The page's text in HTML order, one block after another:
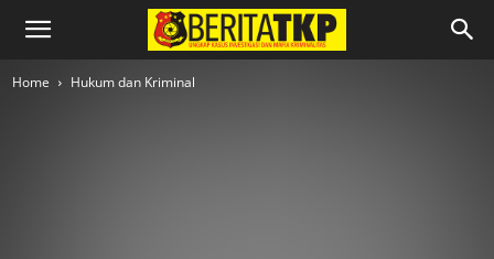
Home Hukum dan Kriminal